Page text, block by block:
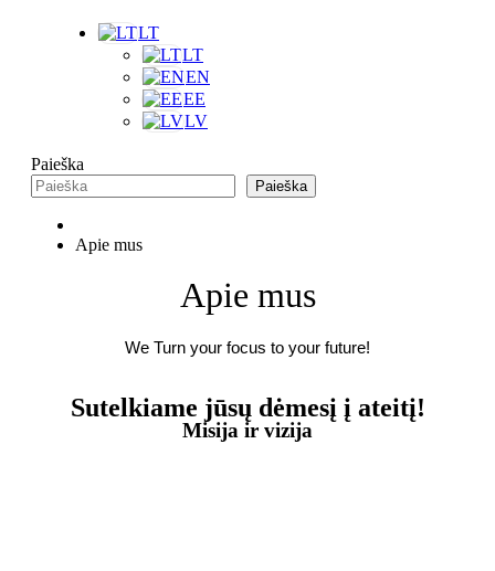
LT
LT
EN
EE
LV
Paieška
Paieška
Apie mus
Apie mus
We Turn your focus to your future!
Sutelkiame jūsų dėmesį į ateitį!
Misija ir vizija